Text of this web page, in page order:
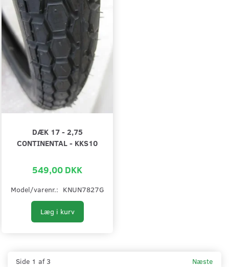
DÆK 17 - 2,75
CONTINENTAL - KKS10
549,00 DKK
Model/varenr.: KNUN7827G
Læg i kurv
Side 1 af 3 Næste